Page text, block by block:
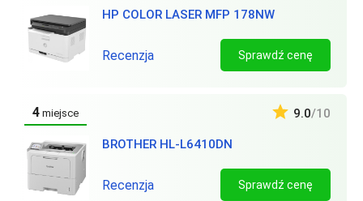
HP COLOR LASER MFP 178NW
Recenzja Sprawdź cenę
4 miejsce
BROTHER HL-L6410DN
9.0/10
Recenzja Sprawdź cenę